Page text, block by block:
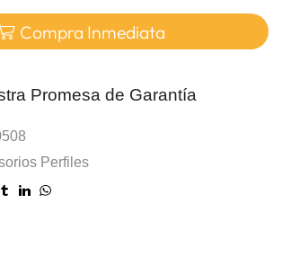
Compra Inmediata
Promesa de Garantía
Perfiles